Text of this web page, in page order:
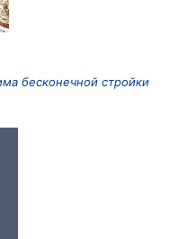
бесконечной стройки